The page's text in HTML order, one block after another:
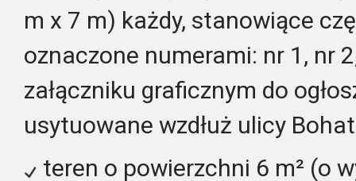
m x 7 m) każdy, stanowiące
oznaczone numerami: nr 1, nr
załączniku graficznym do
usytuowane wzdłuż ulicy
teren o powierzchni 6 m² (o